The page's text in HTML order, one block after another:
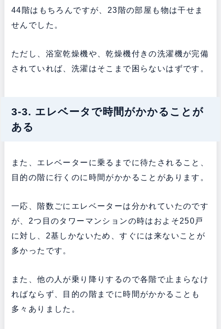
44階はもちろんですが、23階の部屋も物は干せま
せんでした。
ただし、浴室乾燥機や、乾燥機付きの洗濯機が完備
されていれば、洗濯はそこまで困らないはずです。
3-3. エレベータで時間がかかることが
ある
また、エレベーターに乗るまでに待たされること、
目的の階に行くのに時間がかかることがあります。
一応、階数ごにエレベーターは分かれていたのです
が、2つ目のタワーマンションの時はおよそ250戸
に対し、2基しかないため、すぐには来ないことが
多かったです。
また、他の人が乗り降りするので各階で止まらなけ
ればならず、目的の階までに時間がかかることも
多々ありました。